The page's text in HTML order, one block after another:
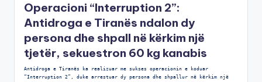
Operacioni “Interruption 2”:
Antidroga e Tiranës ndalon dy
persona dhe shpall në kërkim një
tjetër, sekuestron 60 kg kanabis
Antidroga e Tiranës ka realizuar me sukses operacionin e koduar
“Interruption 2”, duke arrestuar dy persona dhe shpallur në kërkim një